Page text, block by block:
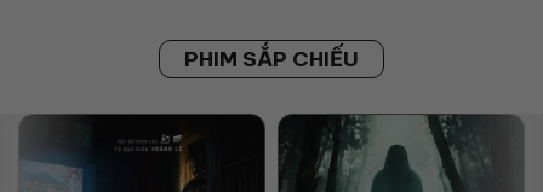
PHIM SẮP CHIẾU